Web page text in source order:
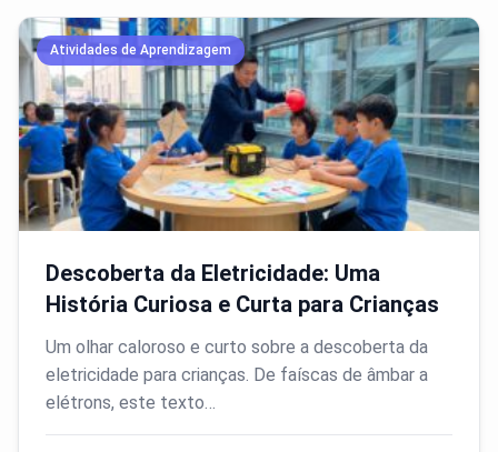
Atividades de Aprendizagem
Descoberta da Eletricidade: Uma
História Curiosa e Curta para Crianças
Um olhar caloroso e curto sobre a descoberta da
eletricidade para crianças. De faíscas de âmbar a
elétrons, este texto…